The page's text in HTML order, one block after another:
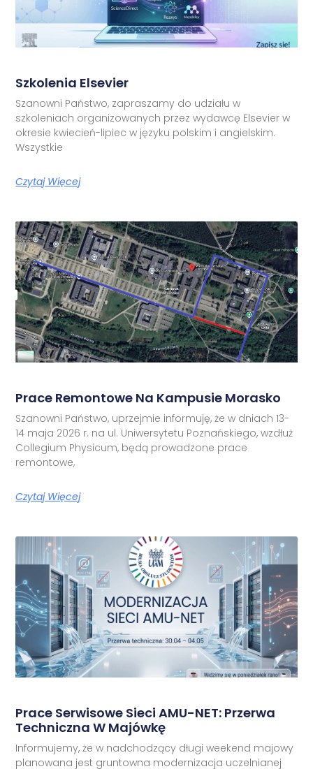
Szkolenia Elsevier
Szanowni Państwo, zapraszamy do udziału w
szkoleniach organizowanych przez wydawcę Elsevier w
okresie kwiecień-lipiec w języku polskim i angielskim.
Wszystkie
Czytaj Więcej
Prace Remontowe Na Kampusie Morasko
Szanowni Państwo, uprzejmie informuję, że w dniach 13-
14 maja 2026 r. na ul. Uniwersytetu Poznańskiego, wzdłuż
Collegium Physicum, będą prowadzone prace
remontowe,
Czytaj Więcej
Prace Serwisowe Sieci AMU-NET: Przerwa
Techniczna W Majówkę
Informujemy, że w nadchodzący długi weekend majowy
planowana jest gruntowna modernizacja uczelnianej